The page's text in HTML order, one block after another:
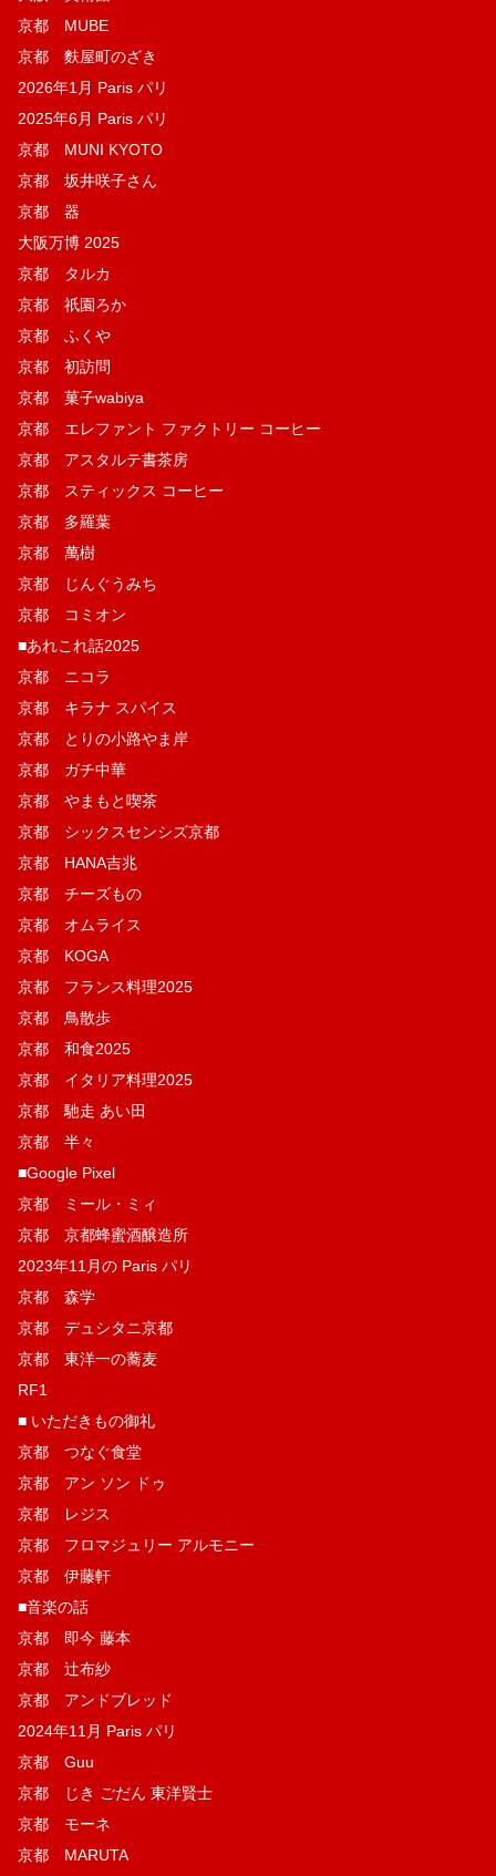
京都 MUBE
京都 麩屋町のざき
2026年1月 Paris パリ
2025年6月 Paris パリ
京都 MUNI KYOTO
京都 坂井咲子さん
京都 器
大阪万博 2025
京都 タルカ
京都 祇園ろか
京都 ふくや
京都 初訪問
京都 菓子wabiya
京都 エレファント ファクトリー コーヒー
京都 アスタルテ書茶房
京都 スティックス コーヒー
京都 多羅葉
京都 萬樹
京都 じんぐうみち
京都 コミオン
■あれこれ話2025
京都 ニコラ
京都 キラナ スパイス
京都 とりの小路やま岸
京都 ガチ中華
京都 やまもと喫茶
京都 シックスセンシズ京都
京都 HANA吉兆
京都 チーズもの
京都 オムライス
京都 KOGA
京都 フランス料理2025
京都 鳥散歩
京都 和食2025
京都 イタリア料理2025
京都 馳走 あい田
京都 半々
■Google Pixel
京都 ミール・ミィ
京都 京都蜂蜜酒醸造所
2023年11月の Paris パリ
京都 森学
京都 デュシタニ京都
京都 東洋一の蕎麦
RF1
■ いただきもの御礼
京都 つなぐ食堂
京都 アン ソン ドゥ
京都 レジス
京都 フロマジュリー アルモニー
京都 伊藤軒
■音楽の話
京都 即今 藤本
京都 辻布紗
京都 アンドブレッド
2024年11月 Paris パリ
京都 Guu
京都 じき ごだん 東洋賢士
京都 モーネ
京都 MARUTA